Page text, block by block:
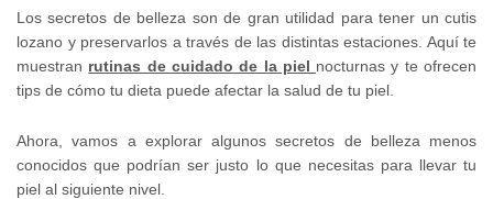
Los secretos de belleza son de gran utilidad para tener un cutis
lozano y preservarlos a través de las distintas estaciones. Aquí te
muestran rutinas de cuidado de la piel nocturnas y te ofrecen
tips de cómo tu dieta puede afectar la salud de tu piel.
Ahora, vamos a explorar algunos secretos de belleza menos
conocidos que podrían ser justo lo que necesitas para llevar tu
piel al siguiente nivel.